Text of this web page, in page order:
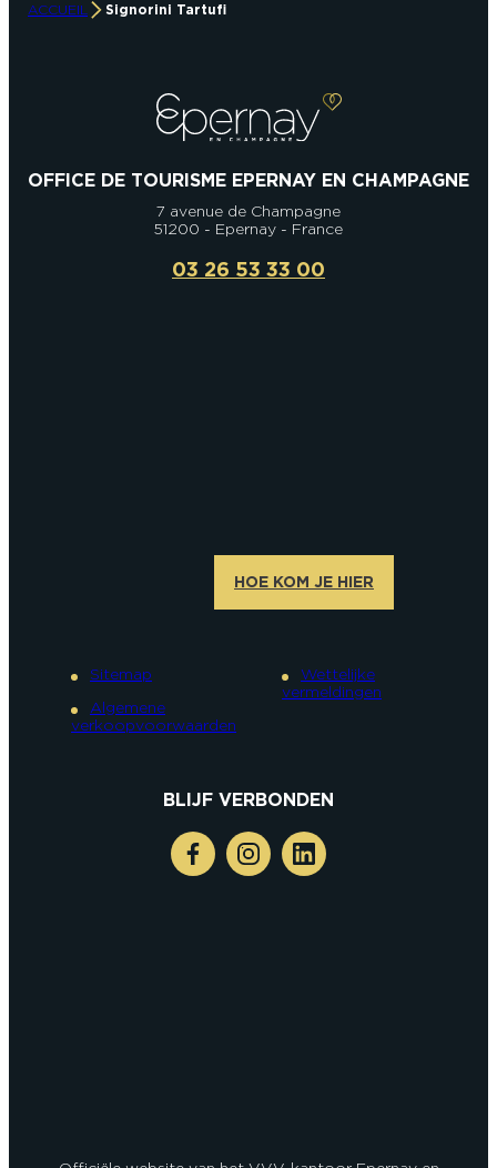
ACCUEIL Signorini Tartufi
OFFICE DE TOURISME EPERNAY EN CHAMPAGNE
7 avenue de Champagne
51200 - Epernay - France
03 26 53 33 00
HOE KOM JE HIER
Sitemap
Algemene
verkoopvoorwaarden
Wettelijke
vermeldingen
BLIJF VERBONDEN